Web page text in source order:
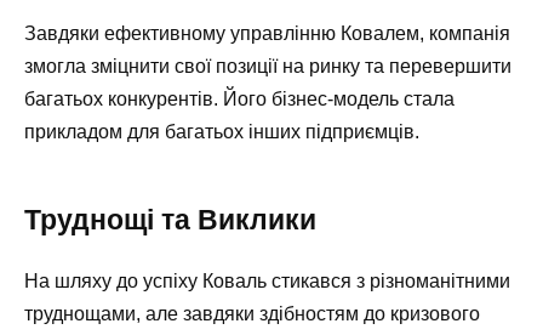
Завдяки ефективному управлінню Ковалем, компанія
змогла зміцнити свої позиції на ринку та перевершити
багатьох конкурентів. Його бізнес-модель стала
прикладом для багатьох інших підприємців.
Труднощі та Виклики
На шляху до успіху Коваль стикався з різноманітними
труднощами, але завдяки здібностям до кризового